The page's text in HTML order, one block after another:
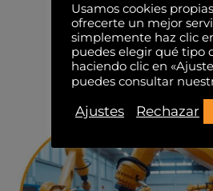
También te
Usamos cookies
ofrecerte un mejor
simplemente haz clic
puedes elegir qué tipo
haciendo clic en
puedes consultar
Ajustes
Rechazar